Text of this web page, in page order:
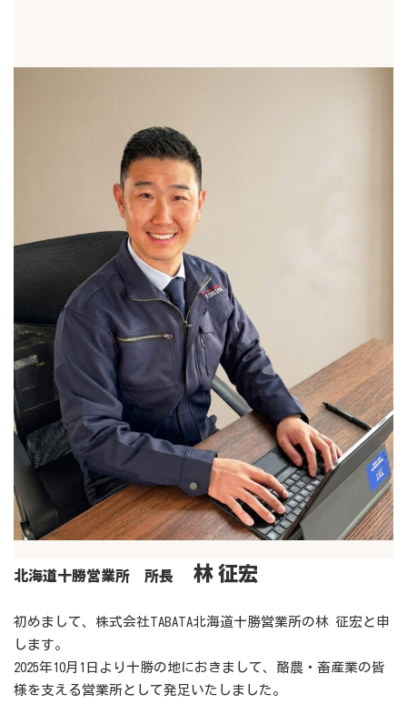
北海道十勝営業所 所長 林 征宏
初めまして、株式会社TABATA北海道十勝営業所の林 征宏と申
します。
2025年10月1日より十勝の地におきまして、酪農・畜産業の皆
様を支える営業所として発足いたしました。